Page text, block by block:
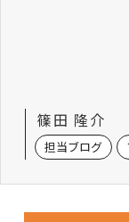
篠田 隆介
担当ブログ